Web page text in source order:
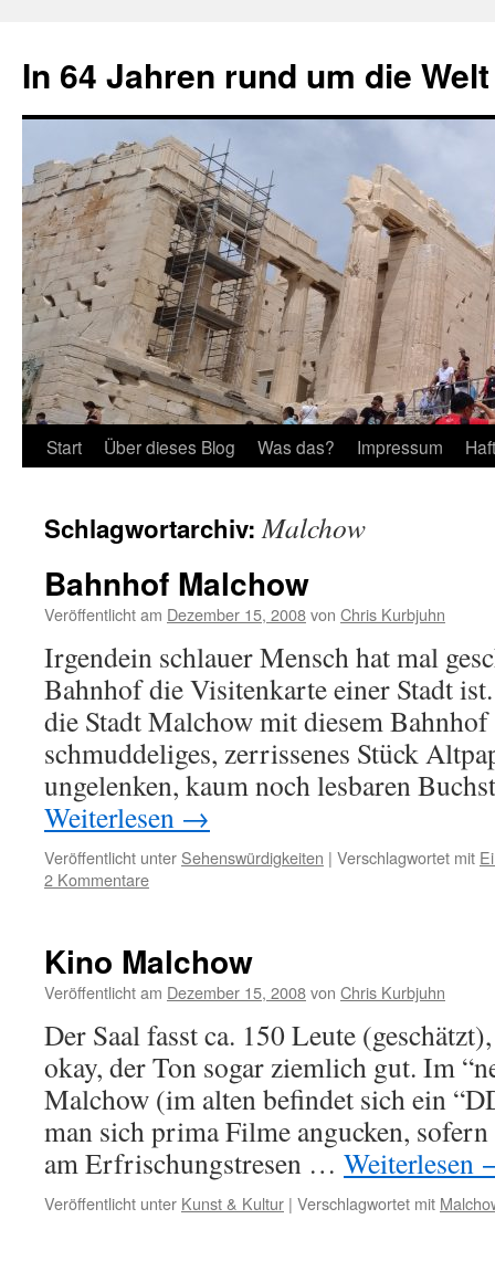
springen
In 64 Jahren rund um die Welt
Start Über dieses Blog Was das? Impressum
Schlagwortarchiv:Malchow
Bahnhof Malchow
Veröffentlicht am Dezember 15, 2008von Chris Kurbjuhn
Irgendein schlauer Mensch hat mal
Bahnhof die Visitenkarte einer Stadt
die Stadt Malchow mit diesem
schmuddeliges, zerrissenes Stück
ungelenken, kaum noch lesbaren
Weiterlesen →
Veröffentlicht unter Sehenswürdigkeiten | Verschlagwortet mit
2 Kommentare
Kino Malchow
Veröffentlicht am Dezember 15, 2008von Chris Kurbjuhn
Der Saal fasst ca. 150 Leute
okay, der Ton sogar ziemlich gut. Im
Malchow (im alten befindet sich ein
man sich prima Filme angucken,
am Erfrischungstresen … Weiterlesen
Veröffentlicht unter Kunst & Kultur | Verschlagwortet mit